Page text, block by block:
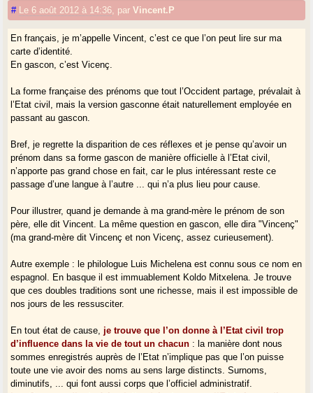
# Le 6 août 2012 à 14:36 parVincent.P
En français, je m’appelle Vincent, c’est ce que l’on peut lire sur ma
carte d’identité.
En gascon, c’est Vicenç.
La forme française des prénoms que tout l’Occident partage, prévalait à
l’Etat civil, mais la version gasconne était naturellement employée en
passant au gascon.
Bref, je regrette la disparition de ces réflexes et je pense qu’avoir un
prénom dans sa forme gascon de manière officielle à l’Etat civil,
n’apporte pas grand chose en fait, car le plus intéressant reste ce
passage d’une langue à l’autre ... qui n’a plus lieu pour cause.
Pour illustrer, quand je demande à ma grand-mère le prénom de son
père, elle dit Vincent. La même question en gascon, elle dira "Vincenç"
(ma grand-mère dit Vincenç et non Vicenç, assez curieusement).
Autre exemple : le philologue Luis Michelena est connu sous ce nom en
espagnol. En basque il est immuablement Koldo Mitxelena. Je trouve
que ces doubles traditions sont une richesse, mais il est impossible de
nos jours de les ressusciter.
En tout état de cause, je trouve que l’on donne à l’Etat civil trop
d’influence dans la vie de tout un chacun : la manière dont nous
sommes enregistrés auprès de l’Etat n’implique pas que l’on puisse
toute une vie avoir des noms au sens large distincts. Surnoms,
diminutifs, ... qui font aussi corps que l’officiel administratif.